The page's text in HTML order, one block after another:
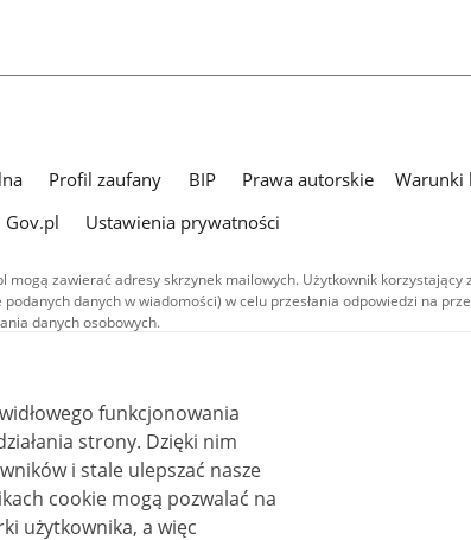
Profil zaufany BIP Prawa autorskie Warunki
Gov.pl
Ustawienia prywatności
mogą zawierać adresy skrzynek mailowych. Użytkownik
danych w wiadomości) w celu przesłania odpowiedzi na
danych osobowych.
w serwisie (z wyłączeniem treści audiowizualnych), są
Creative Commons: uznanie autorstwa - na tych samych
4.0). Materiały audiowizualne, w tym zdjęcia, materiały audio i wideo,
typu Creative Commons: uznanie autorstwa użycie niekomercyjne -
(CC BY-NC-ND 4.0), o ile nie jest to stwierdzone inaczej.
funkcjonowania
Dzięki nim
i stale ulepszać nasze
użytkownika, a więc